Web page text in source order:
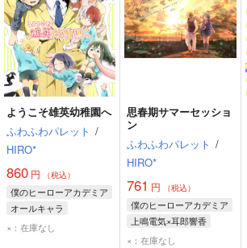
ようこそ雄英幼稚園へ
ふわふわパレット /
HIRO*
860 円 （税込）
僕のヒーローアカデミア
オールキャラ
×：在庫なし
思春期サマーセッショ
ン
ふわふわパレット /
HIRO*
761 円 （税込）
僕のヒーローアカデミア
上鳴電気×耳郎響香
耳郎響香
×：在庫なし